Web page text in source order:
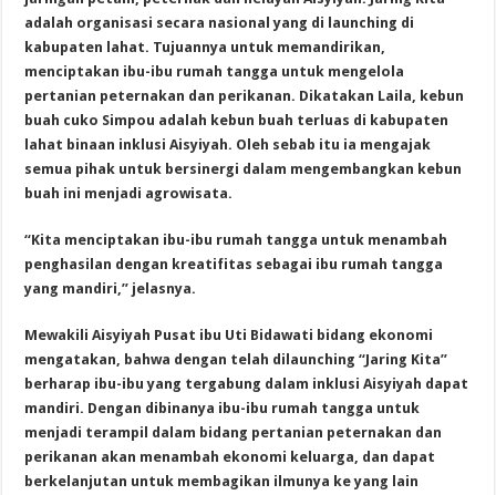
adalah organisasi secara nasional yang di launching di
kabupaten lahat. Tujuannya untuk memandirikan,
menciptakan ibu-ibu rumah tangga untuk mengelola
pertanian peternakan dan perikanan. Dikatakan Laila, kebun
buah cuko Simpou adalah kebun buah terluas di kabupaten
lahat binaan inklusi Aisyiyah. Oleh sebab itu ia mengajak
semua pihak untuk bersinergi dalam mengembangkan kebun
buah ini menjadi agrowisata.
“Kita menciptakan ibu-ibu rumah tangga untuk menambah
penghasilan dengan kreatifitas sebagai ibu rumah tangga
yang mandiri,” jelasnya.
Mewakili Aisyiyah Pusat ibu Uti Bidawati bidang ekonomi
mengatakan, bahwa dengan telah dilaunching “Jaring Kita”
berharap ibu-ibu yang tergabung dalam inklusi Aisyiyah dapat
mandiri. Dengan dibinanya ibu-ibu rumah tangga untuk
menjadi terampil dalam bidang pertanian peternakan dan
perikanan akan menambah ekonomi keluarga, dan dapat
berkelanjutan untuk membagikan ilmunya ke yang lain